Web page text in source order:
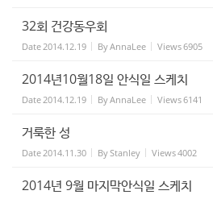
32회 건강동우회
Date2014.12.19 ByAnnaLee Views6905
2014년10월18일 안식일 스케치
Date2014.12.19 ByAnnaLee Views6141
거룩한 성
Date2014.11.30 ByStanley Views4002
2014년 9월 마지막안식일 스케치